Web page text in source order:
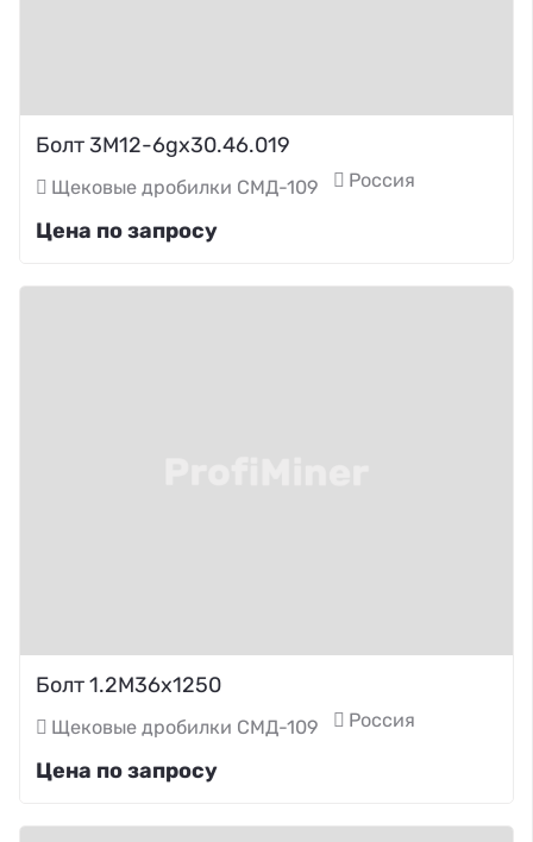
Болт 3М12-6gх30.46.019
Щековые дробилки СМД-109 Россия
Цена по запросу
Болт 1.2М36х1250
Щековые дробилки СМД-109 Россия
Цена по запросу